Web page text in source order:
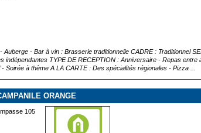
- Bar à vin : Brasserie traditionnelle CADRE : Traditionnel
indépendantes TYPE DE RECEPTION : Anniversaire - Repas
Soirée à thème A LA CARTE : Des spécialités régionales - Pizza ...
ORANGE
105